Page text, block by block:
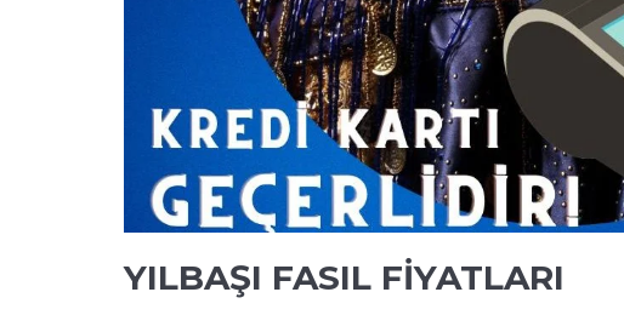
YILBAŞI FASIL FİYATLARI